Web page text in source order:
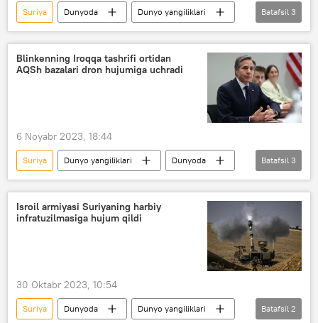
Suriya Dunyoda
Dunyo yangiliklari
AQSh
Rossiya Vladimir Putin
Batafsil 3
Blinkenning Iroqqa tashrifi ortidan
AQSh bazalari dron hujumiga uchradi
6 Noyabr 2023, 18:44
Suriya Dunyo yangiliklari
Dunyoda
AQSh
Entoni Blinken Iroq
Batafsil 3
Isroil armiyasi Suriyaning harbiy
infratuzilmasiga hujum qildi
30 Oktabr 2023, 10:54
Suriya Dunyoda
Dunyo yangiliklari
Batafsil 2